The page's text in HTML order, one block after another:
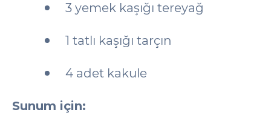
3 yemek kaşığı tereyağ
1 tatlı kaşığı tarçın
4 adet kakule
Sunum için: